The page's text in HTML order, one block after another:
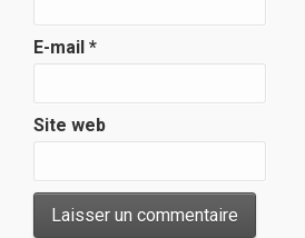
E-mail *
Site web